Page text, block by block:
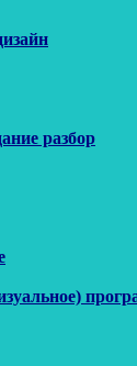
разбор